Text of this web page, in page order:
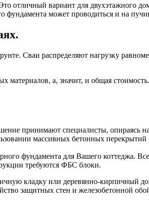
вариант для двухэтажного
может проводиться и на
Сваи распределяют нагрузку
материалов, а, значит, и общая
принимают специалисты, опираясь
массивных бетонных
фундамента для Вашего коттеджа.
требуются ФБС блоки.
кладку или деревянно-кирпичный
защитных стен и железобетонной